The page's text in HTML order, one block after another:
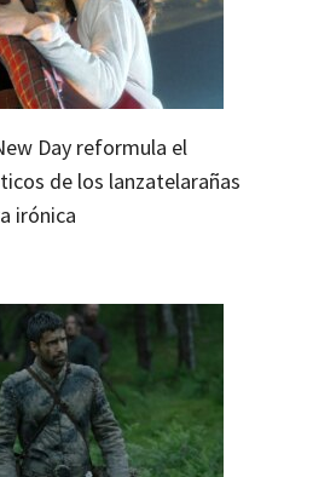
Day reformula el
de los lanzatelarañas
irónica